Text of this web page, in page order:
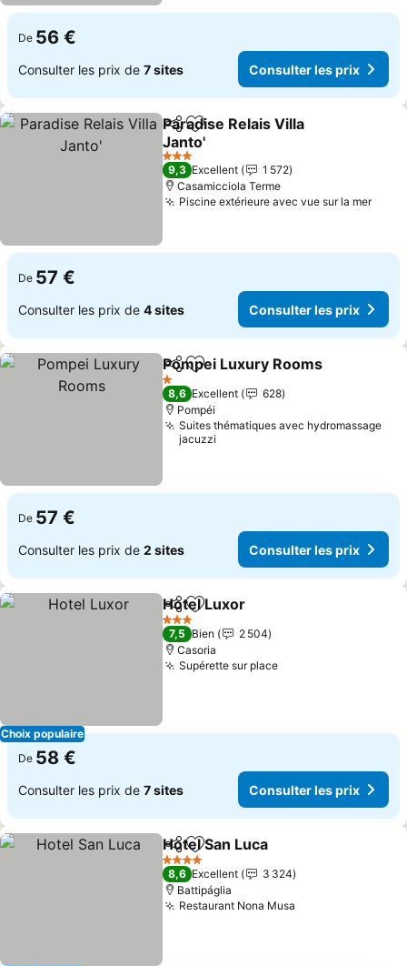
De 56 €
Consulter les prix de 7 sites Consulter les prix
PartagerAjouter à mes favoris
Paradise Relais Villa
Janto'
3 Étoiles
9,3 Excellent
1 572
Casamicciola Terme
Piscine extérieure avec vue sur la mer
De 57 €
Consulter les prix de 4 sites Consulter les prix
PartagerAjouter à mes favoris
Pompei Luxury Rooms
1 Étoiles
8,6 Excellent
628
Pompéi
Suites thématiques avec hydromassage
jacuzzi
De 57 €
Consulter les prix de 2 sites Consulter les prix
Choix populaire
PartagerAjouter à mes favoris
Hotel Luxor
3 Étoiles
7,5 Bien
2 504
Casoria
Supérette sur place
De 58 €
Consulter les prix de 7 sites Consulter les prix
PartagerAjouter à mes favoris
Hotel San Luca
4 Étoiles
8,6 Excellent
3 324
Battipáglia
Restaurant Nona Musa